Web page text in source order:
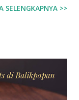
pasti
anda
ke nagano dan
menghantarkan ke
SELENGKAPNYA >>